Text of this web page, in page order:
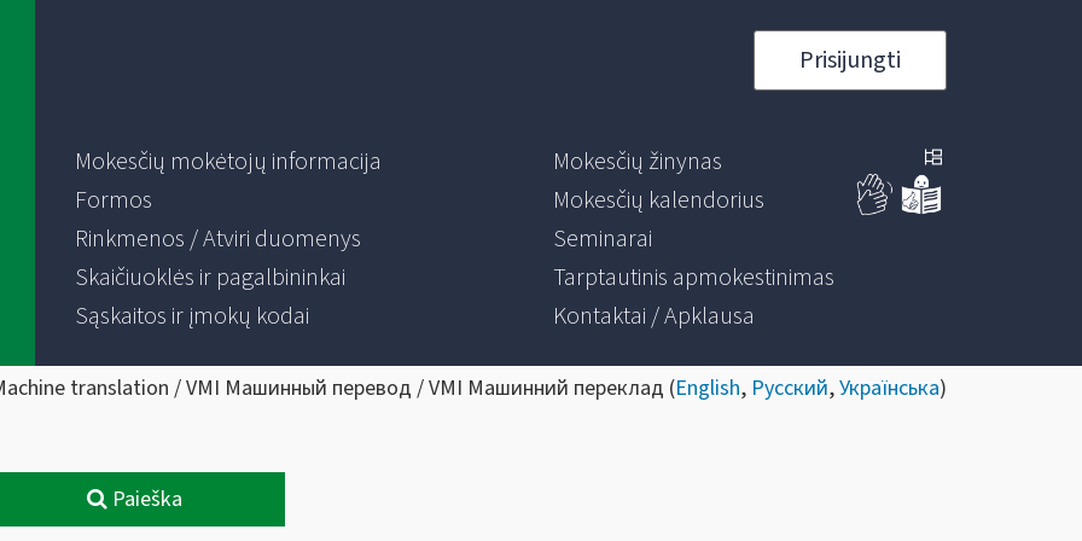
Prisijungti
Mokesčių mokėtojų informacija
Formos
Rinkmenos / Atviri duomenys
Skaičiuoklės ir pagalbininkai
Sąskaitos ir įmokų kodai
Mokesčių žinynas
Mokesčių kalendorius
Seminarai
Tarptautinis apmokestinimas
Kontaktai / Apklausa
translation / VMI Машинный перевод / VMI Машинний переклад (English, Русский,Українська)
Paieška